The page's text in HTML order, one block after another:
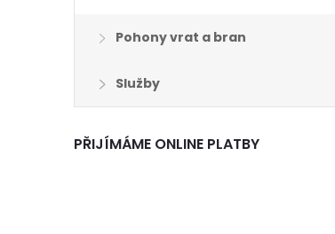
Pohony vrat a bran
Služby
PŘIJÍMÁME ONLINE PLATBY